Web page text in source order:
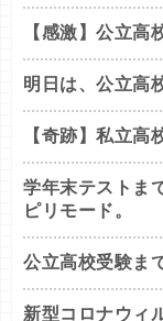
【感激】公立高
明日は、公立高
【奇跡】私立高
学年末テス
ピリモード。
公立高校受験ま
新型コロナウィ